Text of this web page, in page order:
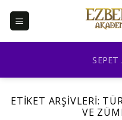
SEPET
ETIKET ARŞIVLERI:
VE